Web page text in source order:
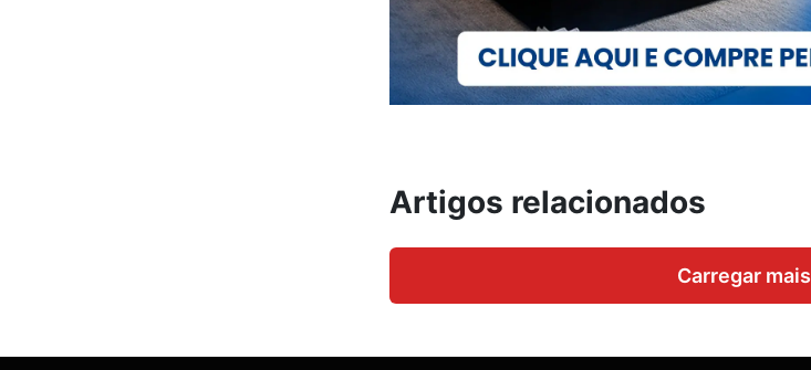
Artigos relacionados
Carregar mais